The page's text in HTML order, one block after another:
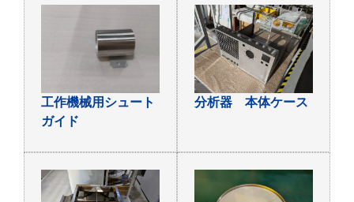
工作機械用シュート
ガイド
分析器 本体ケース